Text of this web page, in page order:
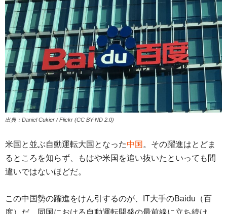
出典：Daniel Cukier / Flickr (CC BY-ND 2.0)
米国と並ぶ自動運転大国となった中国 。その躍進はとどま
るところを知らず、もはや米国を追い抜いたといっても間
違いではないほどだ。
この中国勢の躍進をけん引するのが、IT大手のBaidu（百